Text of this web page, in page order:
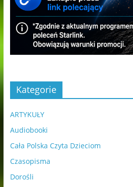
Kategorie
ARTYKUŁY
Audiobooki
Cała Polska Czyta Dzieciom
Czasopisma
Dorośli